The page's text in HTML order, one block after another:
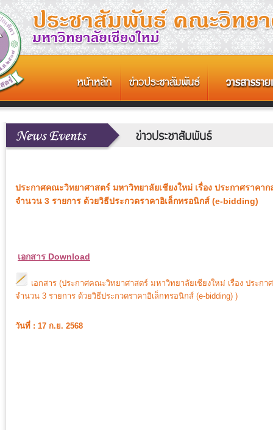
ประกาศคณะวิทยาศาสตร์ มหาวิทยาลัยเชียงใหม่ เรื่อง ประกาศราค
จำนวน 3 รายการ ด้วยวิธีประกวดราคาอิเล็กทรอนิกส์ (e-bidding)
เอกสาร Download
เอกสาร (ประกาศคณะวิทยาศาสตร์ มหาวิทยาลัยเชียงใหม่ เรื่อง ประ
จำนวน 3 รายการ ด้วยวิธีประกวดราคาอิเล็กทรอนิกส์ (e-bidding) )
วันที่ : 17 ก.ย. 2568